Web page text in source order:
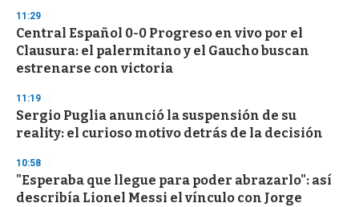
d
s
o
f
3
s
e
c
o
d
s
11:29
Central Español 0-0 Progreso en vivo por el
Clausura: el palermitano y el Gaucho buscan
estrenarse con victoria
11:19
Sergio Puglia anunció la suspensión de su
reality: el curioso motivo detrás de la decisión
10:58
"Esperaba que llegue para poder abrazarlo": así
describía Lionel Messi el vínculo con Jorge